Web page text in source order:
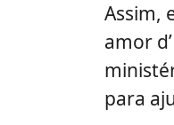
Assim,
amor
para